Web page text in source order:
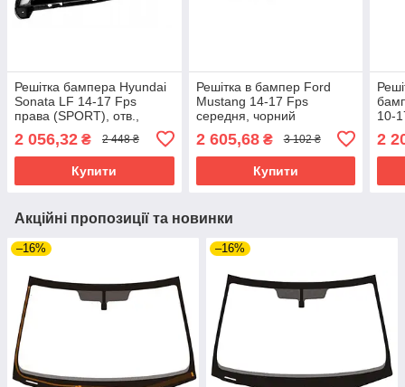
Решітка бампера Hyundai
Sonata LF 14-17 Fps
права (SPORT), отв.,
2 056,32 ₴ 2 448 ₴
Купити
Решітка в бампер Ford
Mustang 14-17 Fps
середня, чорний
2 605,68₴ 3 102 ₴
Купити
10-
2
Акційні пропозиції та новинки
–16% –16%